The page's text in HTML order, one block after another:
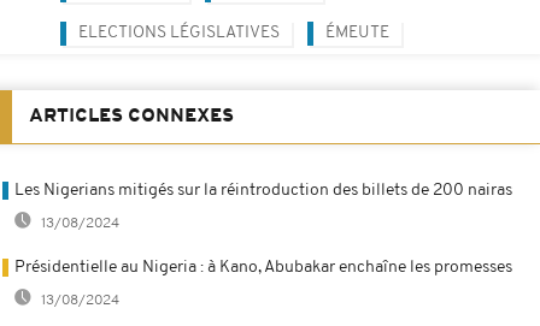
ELECTIONS LÉGISLATIVES ÉMEUTE
ARTICLES CONNEXES
Les Nigerians mitigés sur la réintroduction des billets de 200 nairas
13/08/2024
Présidentielle au Nigeria : à Kano, Abubakar enchaîne les promesses
13/08/2024